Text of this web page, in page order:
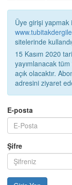
Üye girişi yapmak
sitelerinde
15 Kasım 2020
yayımlanacak
açık
adresini ziyaret
E-posta
Şifre